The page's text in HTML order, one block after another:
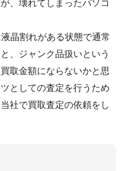
晶割れがある状態で通常
、ジャンク品扱いという
取金額にならないかと思
としての査定を行うため
社で買取査定の依頼をし